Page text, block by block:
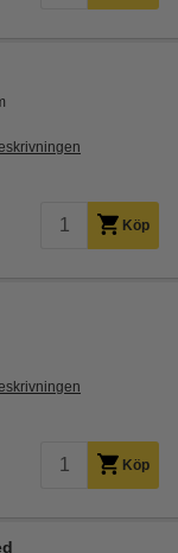
Köp
Köp